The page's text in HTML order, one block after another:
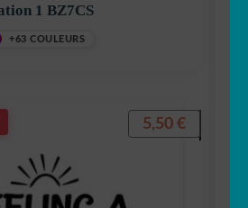
1 BZ7CS
+63 COULEURS
5,50 €